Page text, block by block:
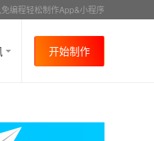
编程轻松制作App&小程序
开始制作